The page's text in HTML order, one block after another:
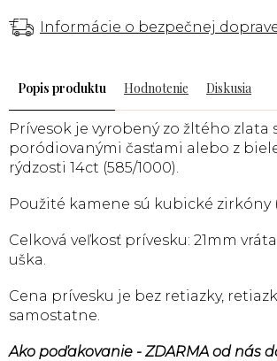
Informácie o bezpečnej
Popis Hodnotenie Diskusia
Prívesok je vyrobený zo žltého zlata
poródiovanými časťami alebo z
rýdzosti 14ct (585/1000).
Použité kamene sú kubické zirkóny
Celková veľkosť prívesku: 21mm
uška.
Cena prívesku je bez retiazky,
samostatne.
Ako poďakovanie - ZDARMA od nás